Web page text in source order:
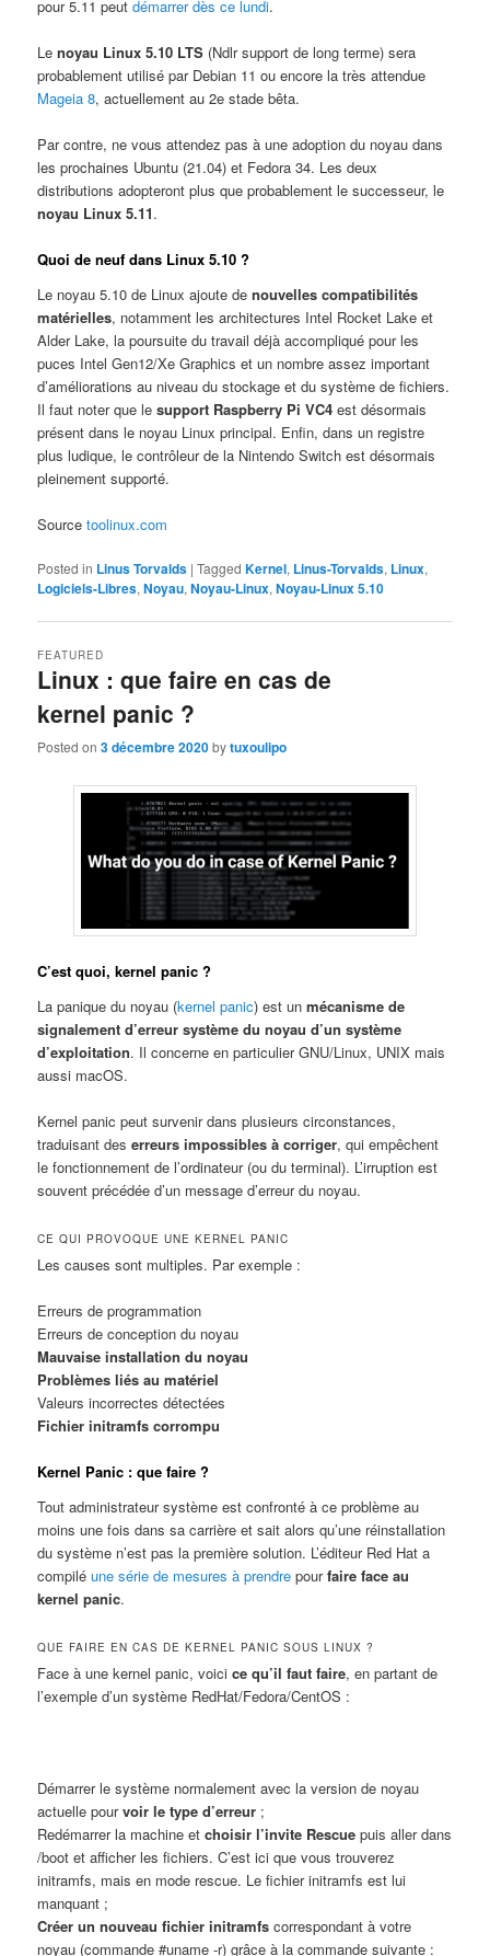
pour 5.11 peutdémarrer dès ce lundi.
Lenoyau Linux 5.10 LTS (Ndlr support de long terme) sera
probablement utilisé par Debian 11 ou encore la très attendue
Mageia 8, actuellement au 2e stade bêta.
Par contre, ne vous attendez pas à une adoption du noyau dans
les prochaines Ubuntu (21.04) et Fedora 34. Les deux
distributions adopteront plus que probablement le successeur, le
noyau Linux 5.11.
Quoi de neuf dans Linux 5.10 ?
Le noyau 5.10 de Linux ajoute denouvelles compatibilités
matérielles, notamment les architectures Intel Rocket Lake et
Alder Lake, la poursuite du travail déjà accompliqué pour les
puces Intel Gen12/Xe Graphics et un nombre assez important
d’améliorations au niveau du stockage et du système de fichiers.
Il faut noter que lesupport Raspberry Pi VC4 est désormais
présent dans le noyau Linux principal. Enfin, dans un registre
plus ludique, le contrôleur de la Nintendo Switch est désormais
pleinement supporté.
Sourcetoolinux.com
Posted in Linus Torvalds |Tagged Kernel, Linus-Torvalds, Linux,
Logiciels-Libres,Noyau,Noyau-Linux,Noyau-Linux 5.10
Linux : que faire en cas de
kernel panic ?
FEATURED
Posted on3 décembre 2020bytuxoulipo
C’est quoi, kernel panic ?
La panique du noyau (kernel panic) est unmécanisme de
signalement d’erreur système du noyau d’un système
d’exploitation. Il concerne en particulier GNU/Linux, UNIX mais
aussi macOS.
Kernel panic peut survenir dans plusieurs circonstances,
traduisant deserreurs impossibles à corriger, qui empêchent
le fonctionnement de l’ordinateur (ou du terminal). L’irruption est
souvent précédée d’un message d’erreur du noyau.
CE QUI PROVOQUE UNE KERNEL PANIC
Les causes sont multiples. Par exemple :
Erreurs de programmation
Erreurs de conception du noyau
Mauvaise installation du noyau
Problèmes liés au matériel
Valeurs incorrectes détectées
Fichier initramfs corrompu
Kernel Panic : que faire ?
Tout administrateur système est confronté à ce problème au
moins une fois dans sa carrière et sait alors qu’une réinstallation
du système n’est pas la première solution. L’éditeur Red Hat a
compiléune série de mesures à prendre pourfaire face au
kernel panic.
QUE FAIRE EN CAS DE KERNEL PANIC SOUS LINUX ?
Face à une kernel panic, voicice qu’il faut faire, en partant de
l’exemple d’un système RedHat/Fedora/CentOS :
Démarrer le système normalement avec la version de noyau
actuelle pourvoir le type d’erreur ;
Redémarrer la machine etchoisir l’invite Rescue puis aller dans
/boot et afficher les fichiers. C’est ici que vous trouverez
initramfs, mais en mode rescue. Le fichier initramfs est lui
manquant ;
Créer un nouveau fichier initramfs correspondant à votre
noyau (commande #uname -r) grâce à la commande suivante :